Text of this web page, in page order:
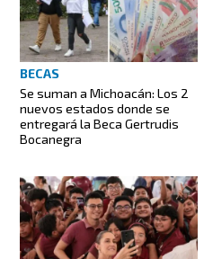
BECAS
Se suman a Michoacán: Los 2
nuevos estados donde se
entregará la Beca Gertrudis
Bocanegra